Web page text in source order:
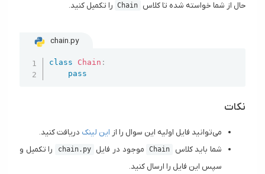
حال از شما خواسته شده تا کلاس Chain را تکمیل کنید.
chain.py
class Chain :
pass
نکات
می‌توانید فایل اولیه این سوال را از این لینک دریافت کنید.
شما باید کلاس
Chain موجود در فایل chain.py
را تکمیل و
سپس این فایل را ارسال کنید.